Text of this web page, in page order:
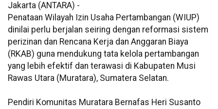
Jakarta (ANTARA) -
Penataan Wilayah Izin Usaha Pertambangan (WIUP)
dinilai perlu berjalan seiring dengan reformasi sistem
perizinan dan Rencana Kerja dan Anggaran Biaya
(RKAB) guna mendukung tata kelola pertambangan
yang lebih efektif dan terawasi di Kabupaten Musi
Rawas Utara (Muratara), Sumatera Selatan.
Pendiri Komunitas Muratara Bernafas Heri Susanto